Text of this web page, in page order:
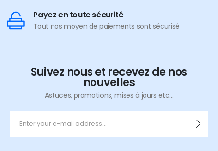
Payez en toute sécurité
Tout nos moyen de paiements sont sécurisé
Suivez nous et recevez de nos
nouvelles
Astuces, promotions, mises à jours etc...